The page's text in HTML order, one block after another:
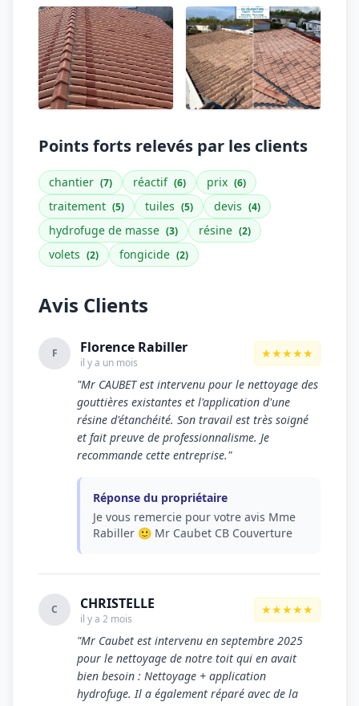
Points forts relevés par les clients
chantier (7) réactif (6) prix (6)
traitement (5) tuiles (5) devis (4)
hydrofuge de masse (3) résine (2)
volets (2) fongicide (2)
Avis Clients
F Florence Rabiller
il y a un mois
★★★★★
"Mr CAUBET est intervenu pour le nettoyage des
gouttières existantes et l'application d'une
résine d'étanchéité. Son travail est très soigné
et fait preuve de professionnalisme. Je
recommande cette entreprise."
Réponse du propriétaire
Je vous remercie pour votre avis Mme
Rabiller 🙂 Mr Caubet CB Couverture
C CHRISTELLE
il y a 2 mois
★★★★★
"Mr Caubet est intervenu en septembre 2025
pour le nettoyage de notre toit qui en avait
bien besoin : Nettoyage + application
hydrofuge. Il a également réparé avec de la